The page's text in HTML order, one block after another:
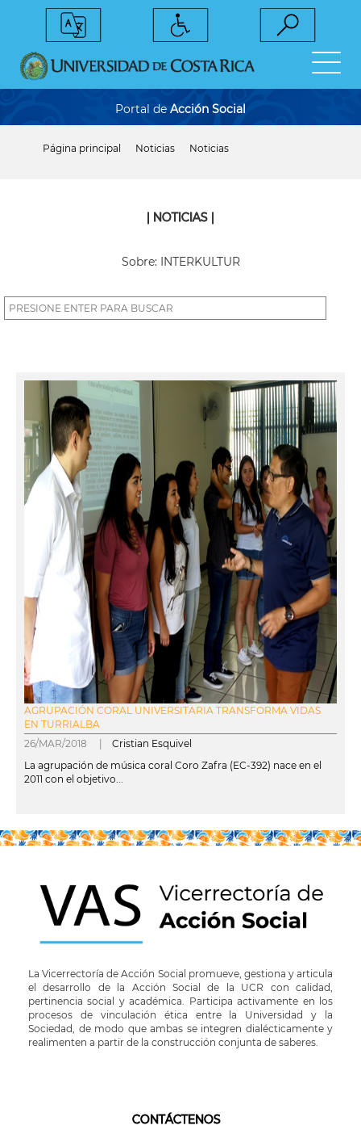
Portal de Acción Social
Página principal Noticias Noticias
| NOTICIAS |
Sobre: INTERKULTUR
AGRUPACIÓN CORAL UNIVERSITARIA TRANSFORMA VIDAS
EN TURRIALBA
26/MAR/2018 | Cristian Esquivel
La agrupación de música coral Coro Zafra (EC-392) nace en el
2011 con el objetivo...
La Vicerrectoría de Acción Social promueve, gestiona y articula
el desarrollo de la Acción Social de la UCR con calidad,
pertinencia social y académica. Participa activamente en los
procesos de vinculación ética entre la Universidad y la
Sociedad, de modo que ambas se integren dialécticamente y
realimenten a partir de la construcción conjunta de saberes.
CONTÁCTENOS